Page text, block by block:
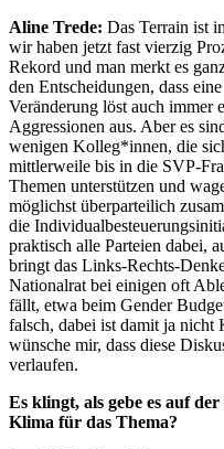
Aline Trede: Das Terrain ist
wir haben jetzt fast vierzig
Rekord und man merkt es
den Entscheidungen, dass
Veränderung löst auch immer
Aggressionen aus. Aber es
wenigen Kolleg*innen, die
mittlerweile bis in die SVP-
Themen unterstützen und
möglichst überparteilich
die
praktisch alle Parteien dabei,
bringt das Links-Rechts-
Nationalrat bei einigen oft
fällt, etwa beim Gender
falsch, dabei ist damit ja nicht
wünsche mir, dass diese
verlaufen.
Es klingt, als gebe es auf
Klima für das Thema?